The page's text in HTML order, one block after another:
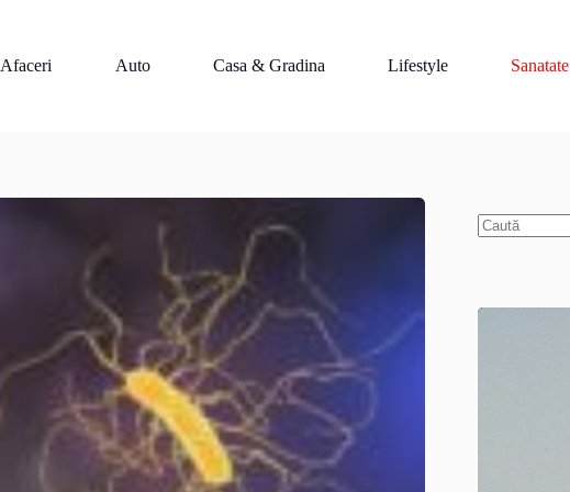
Afaceri
Auto Casa & Gradina Lifestyle Sanatate